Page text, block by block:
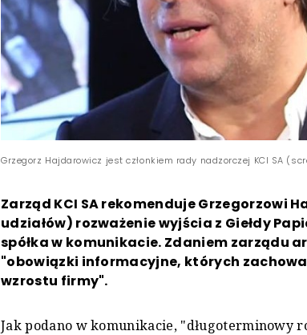
Grzegorz Hajdarowicz jest członkiem rady nadzorczej KCI SA
Zarząd KCI SA rekomenduje Grzegorzowi
udziałów) rozważenie wyjścia z Giełdy
spółka w komunikacie. Zdaniem zarządu
"obowiązki informacyjne, których
wzrostu firmy".
Jak podano w komunikacie, "długoterminowy